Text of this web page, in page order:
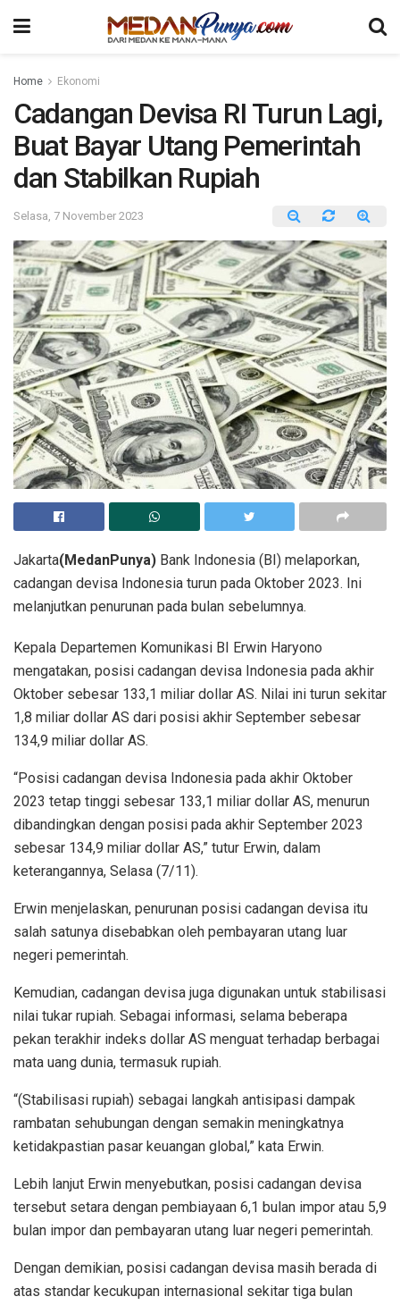
Home Ekonomi
Cadangan Devisa RI Turun Lagi,
Buat Bayar Utang Pemerintah
dan Stabilkan Rupiah
Selasa, 7 November 2023
Jakarta(MedanPunya) Bank Indonesia (BI) melaporkan,
cadangan devisa Indonesia turun pada Oktober 2023. Ini
melanjutkan penurunan pada bulan sebelumnya.
Kepala Departemen Komunikasi BI Erwin Haryono
mengatakan, posisi cadangan devisa Indonesia pada akhir
Oktober sebesar 133,1 miliar dollar AS. Nilai ini turun sekitar
1,8 miliar dollar AS dari posisi akhir September sebesar
134,9 miliar dollar AS.
“Posisi cadangan devisa Indonesia pada akhir Oktober
2023 tetap tinggi sebesar 133,1 miliar dollar AS, menurun
dibandingkan dengan posisi pada akhir September 2023
sebesar 134,9 miliar dollar AS,” tutur Erwin, dalam
keterangannya, Selasa (7/11).
Erwin menjelaskan, penurunan posisi cadangan devisa itu
salah satunya disebabkan oleh pembayaran utang luar
negeri pemerintah.
Kemudian, cadangan devisa juga digunakan untuk stabilisasi
nilai tukar rupiah. Sebagai informasi, selama beberapa
pekan terakhir indeks dollar AS menguat terhadap berbagai
mata uang dunia, termasuk rupiah.
“(Stabilisasi rupiah) sebagai langkah antisipasi dampak
rambatan sehubungan dengan semakin meningkatnya
ketidakpastian pasar keuangan global,” kata Erwin.
Lebih lanjut Erwin menyebutkan, posisi cadangan devisa
tersebut setara dengan pembiayaan 6,1 bulan impor atau 5,9
bulan impor dan pembayaran utang luar negeri pemerintah.
Dengan demikian, posisi cadangan devisa masih berada di
atas standar kecukupan internasional sekitar tiga bulan